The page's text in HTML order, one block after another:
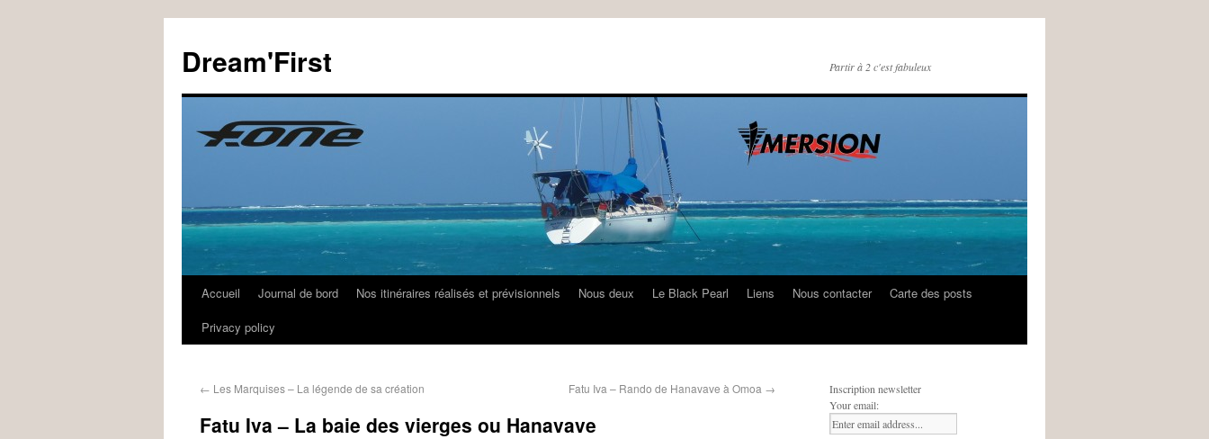
Dream'First Partir à 2 c'est fabuleux
Accueil Journal de bord Nos itinéraires réalisés et prévisionnels Nous deux Le Black Pearl Liens Nous contacter
Carte des posts
Privacy policy
← Les Marquises – La légende de sa création Fatu Iva – Rando de Hanavave à Omoa →
Fatu Iva – La baie des vierges ou Hanavave
Inscription newsletter
Your email: